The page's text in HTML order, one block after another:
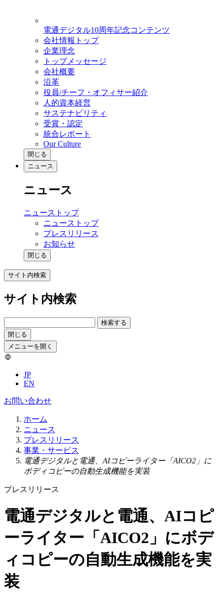
電通デジタル10周年記念コンテンツ
会社情報トップ
企業理念
トップメッセージ
会社概要
沿革
役員/チーフ・オフィサー紹介
人的資本経営
サステナビリティ
受賞・認定
統合レポート
Our Culture
閉じる
ニュース
ニュース
ニューストップ
ニューストップ
プレスリリース
お知らせ
閉じる
サイト内検索
サイト内検索
検索する
閉じる
メニューを開く
JP
EN
お問い合わせ
ホーム
ニュース
プレスリリース
事業・サービス
電通デジタルと電通、AIコピーライター「AICO2」に
ボディコピーの自動生成機能を実装
プレスリリース
電通デジタルと電通、AIコピ
ーライター「AICO2」にボデ
ィコピーの自動生成機能を実
装